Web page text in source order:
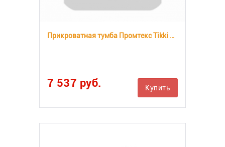
Прикроватная тумба Промтекс Tikki Renli 1
7 537 руб. Купить